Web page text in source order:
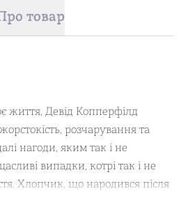
товар
життя, Девід Копперфілд
розчарування та
нагоди, яким так і не
випадки, котрі так і не
Хлопчик, що народився після